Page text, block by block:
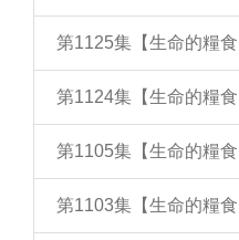
第1125集【生命的糧
第1124集【生命的糧
第1105集【生命的糧
第1103集【生命的糧